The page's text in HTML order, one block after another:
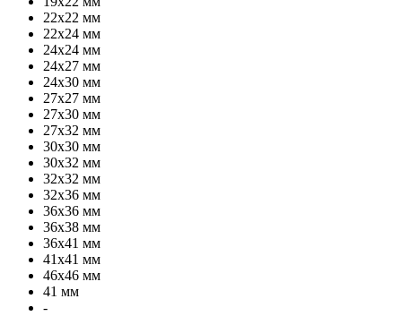
22х22 мм
22х24 мм
24х24 мм
24х27 мм
24х30 мм
27х27 мм
27х30 мм
27х32 мм
30х30 мм
30х32 мм
32х32 мм
32х36 мм
36х36 мм
36х38 мм
36х41 мм
41х41 мм
46х46 мм
41 мм
-